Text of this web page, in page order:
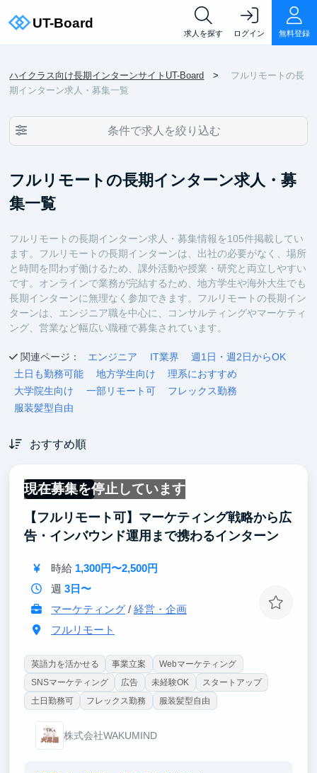
求人を探す ログイン 無料登録
ハイクラス向け長期インターンサイトUT-Board
フルリモートの長
期インターン求人・募集一覧
条件で求人を絞り込む
フルリモートの長期インターン求人・募
集一覧
フルリモートの長期インターン求人・募集情報を105件掲載してい
ます。フルリモートの長期インターンは、出社の必要がなく、場所
と時間を問わず働けるため、課外活動や授業・研究と両立しやすい
です。オンラインで業務が完結するため、地方学生や海外大生でも
長期インターンに無理なく参加できます。フルリモートの長期イン
ターンは、エンジニア職を中心に、コンサルティングやマーケティ
ング、営業など幅広い職種で募集されています。
関連ページ： エンジニア IT業界
週1日・週2日からOK
土日も勤務可能
地方学生向け
理系におすすめ
大学院生向け
一部リモート可
フレックス勤務
服装髪型自由
おすすめ順
現在募集を停止しています
フルリモート
【フルリモート可】マーケティング戦略から広
告・インバウンド運用まで携わるインターン
時給 1,300円〜2,500円
週 3日〜
マーケティング/ 経営・企画
フルリモート
英語力を活かせる 事業立案
Webマーケティング
SNSマーケティング
広告 未経験OK
スタートアップ
土日勤務可
フレックス勤務 服装髪型自由
株式会社WAKUMIND